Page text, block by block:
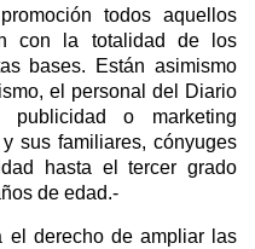
todos aquellos
con la totalidad de los
bases. Están asimismo
el personal del Diario
o marketing
sus familiares, cónyuges
hasta el tercer grado
de edad.-
el derecho de ampliar las